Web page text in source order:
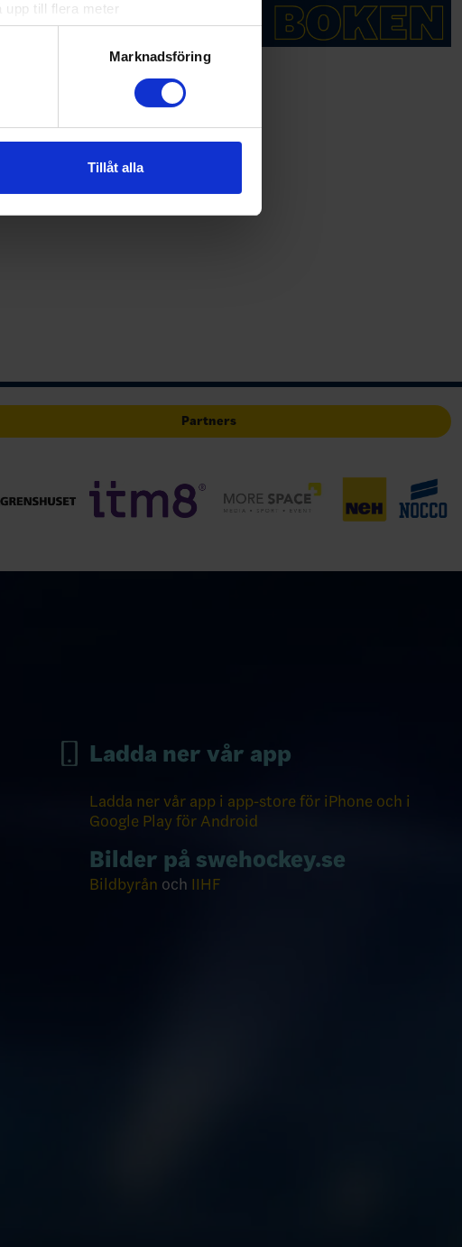
till flera meter
i
detaljsektionen. Du kan ändra
annan information från din enhet
i sin tur kombinera informationen
Marknadsföring
Tillåt alla
Partners
Ladda ner vår app
Ladda ner vår app i app-store för iPhone och i
Google Play för Android
Bilder på swehockey.se
Bildbyrån och IIHF